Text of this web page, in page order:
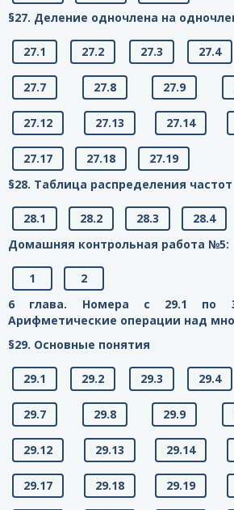
§27. Деление одночлена на
27.1 27.2 27.3 27.4
27.7 27.8 27.9
27.12 27.13 27.14
27.17 27.18
27.19
§28. Таблица распределения частот
28.1 28.2 28.3 28.4
Домашняя контрольная работа №5:
1
2
6 глава. Номера с 29.1 по
Арифметические операции над
§29. Основные понятия
29.1 29.2 29.3 29.4
29.7 29.8 29.9
29.12 29.13 29.14
29.17 29.18 29.19